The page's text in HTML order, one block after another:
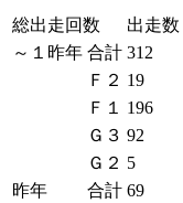
総出走回数 出走数
～１昨年 合計 312
Ｆ２ 19
Ｆ１
196
Ｇ３ 92
Ｇ２ 5
昨年
合計 69